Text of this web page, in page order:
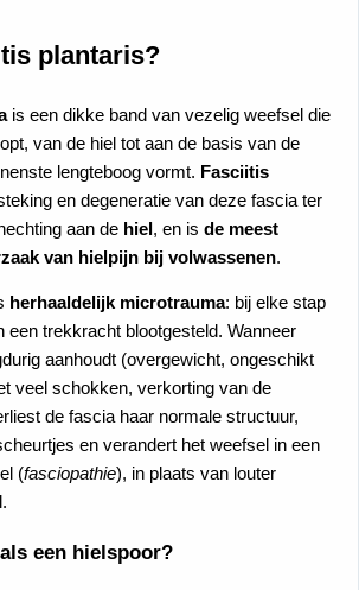
plantaris?
is een dikke band van vezelig weefsel die
van de hiel tot aan de basis van de
lengteboog vormt. Fasciitis
en degeneratie van deze fascia ter
aan de hiel , en is de meest
van hielpijn bij volwassenen.
herhaaldelijk microtrauma: bij elke stap
een trekkracht blootgesteld. Wanneer
aanhoudt (overgewicht, ongeschikt
veel schokken, verkorting van de
de fascia haar normale structuur,
en verandert het weefsel in een
(fasciopathie), in plaats van louter
een hielspoor?